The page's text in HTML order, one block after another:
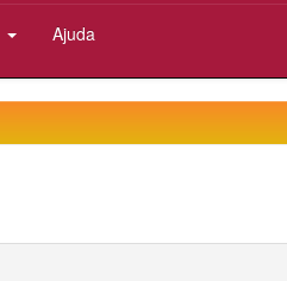
Ajuda